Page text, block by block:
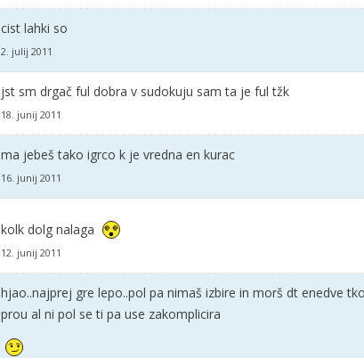
cist lahki so
2. julij 2011
jst sm drgač ful dobra v sudokuju sam ta je ful tžk
18. junij 2011
ma jebeš tako igrco k je vredna en kurac
16. junij 2011
kolk dolg nalaga
12. junij 2011
hjao..najprej gre lepo..pol pa nimaš izbire in morš dt enedve
prou al ni pol se ti pa use zakomplicira